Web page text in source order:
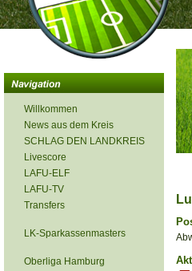
Willkommen
News aus dem Kreis
SCHLAG DEN LANDKREIS
Livescore
LAFU-ELF
LAFU-TV
Transfers
LK-Sparkassenmasters
Oberliga Hamburg